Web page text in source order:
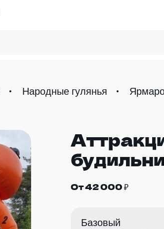
Народные гулянья
От 42 000 ₽
Базовый